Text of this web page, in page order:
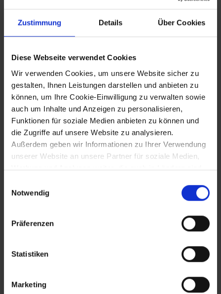
Zustimmung Details Über Cookies
Diese Webseite verwendet Cookies
Wir verwenden Cookies, um unsere Website sicher zu
gestalten, Ihnen Leistungen darstellen und anbieten zu
können, um Ihre Cookie-Einwilligung zu verwalten sowie
auch um Inhalte und Anzeigen zu personalisieren,
Funktionen für soziale Medien anbieten zu können und
die Zugriffe auf unsere Website zu analysieren.
Außerdem geben wir Informationen zu Ihrer Verwendung
unserer Website an unsere Partner für soziale Medien,
Werbung und Analysen weiter, die auch in Ländern sind,
gegeben ist, und in denen Sie Ihre Rechte uU nicht
effektiv durchsetzen können. Unsere Partner führen
diese Informationen möglicherweise mit weiteren Daten
zusammen, die Sie ihnen bereitgestellt haben oder die
haben.
Notwendig
Präferenzen
Statistiken
Marketing
Nennung Ottos von Ottenstein als
landesfürstlicher Lehensträger auf der
Schallaburg
~Juli 1242
Besetzung ungarischer Grenzfesten
durch Herzog Friedrich II. zur
Mongolenabwehr
1244
Herzogenburg wegen Hochwassergefahr
durch Bischof Rüdiger von Passau
Verleihung des Markt- und Mautrechts an